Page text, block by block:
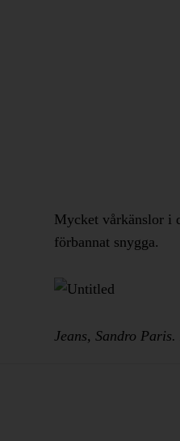
Mycket vårkänslor i
förbannat snygga.
Jeans, Sandro